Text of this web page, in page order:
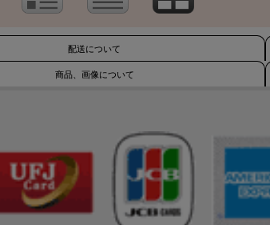
配送について
商品、画像について